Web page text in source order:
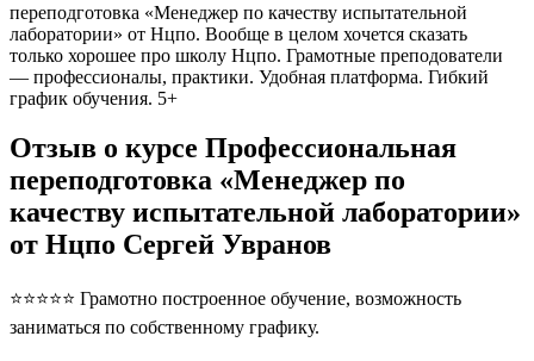
переподготовка «Менеджер по качеству испытательной
лаборатории» от Нцпо. Вообще в целом хочется сказать
только хорошее про школу Нцпо. Грамотные преподователи
— профессионалы, практики. Удобная платформа. Гибкий
график обучения. 5+
Отзыв о курсе Профессиональная
переподготовка «Менеджер по
качеству испытательной лаборатории»
от Нцпо Сергей Увранов
⭐⭐⭐⭐⭐ Грамотно построенное обучение, возможность
заниматься по собственному графику.